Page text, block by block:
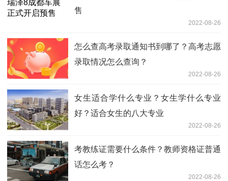
售
2022-08-26
怎么查高考录取通知书到哪了？高考志愿
录取情况怎么查询？
2022-08-26
女生适合学什么专业？女生学什么专业
好？适合女生的八大专业
2022-08-26
考教练证需要什么条件？教师资格证普通
话怎么考？
2022-08-26